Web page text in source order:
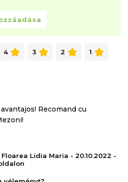
4 3 2 1
Recomand cu
Floarea Lidia Maria - 20.10.2022 -